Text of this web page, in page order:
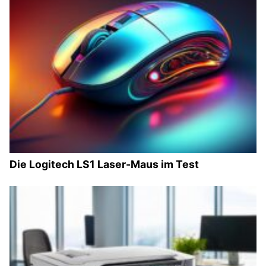
Die Logitech LS1 Laser-Maus im Test